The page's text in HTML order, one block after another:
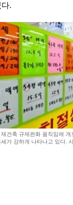
.
건축 규제완화 움직임에
세가 강하게 나타나고 있다.